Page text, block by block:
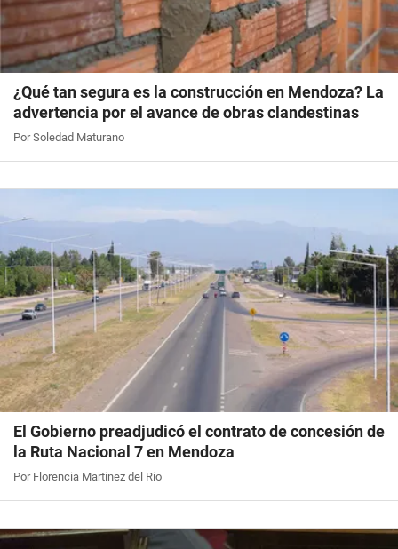
¿Qué tan segura es la construcción en Mendoza? La
advertencia por el avance de obras clandestinas
Por Soledad Maturano
El Gobierno preadjudicó el contrato de concesión de
la Ruta Nacional 7 en Mendoza
Por Florencia Martinez del Rio